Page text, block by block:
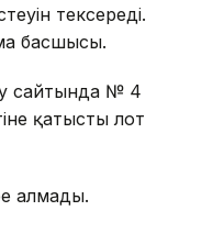
тексереді.
басшысы.
сайтында № 4
қатысты лот
алмады.